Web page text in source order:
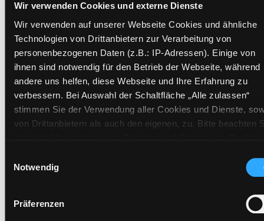
Wir verwenden Cookies und externe Dienste
Wir verwenden auf unserer Webseite Cookies und ähnliche
Technologien von Drittanbietern zur Verarbeitung von
personenbezogenen Daten (z.B.: IP-Adressen). Einige von
ihnen sind notwendig für den Betrieb der Webseite, während
andere uns helfen, diese Webseite und Ihre Erfahrung zu
verbessern. Bei Auswahl der Schaltfläche „Alle zulassen“
stimmen Sie der Verwendung aller Cookies und Dienste,
von Drittanbietern als auch den eigenen, zu. Bitte beachten
(Länder außerhalb des EWR ohne adäquates
Datenschutzniveau) stattfinden kann. In diesem
ausgeschlossen werden. Eine Verarbeitung durch solche
Notwendig
Präferenzen
Exemplare
Zweigstelle: Bücherbus
Signatur:GS.QFW BER
Standort 2:Depot Bücherbus
Status: Verfügbar
Vorbestellungen:0
Barcode: